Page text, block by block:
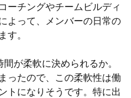
ーチングやチームビルディ
よって、メンバーの日常の
す。
が柔軟に決められるか。
ったので、この柔軟性は働
トになりそうです。特に出